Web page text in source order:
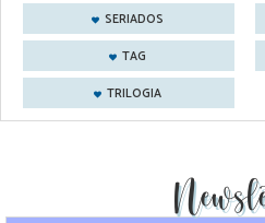
SERIADOS
TAG
TRILOGIA